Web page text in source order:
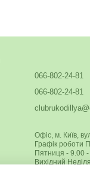
066-802-24-81
066-802-24-81
Офіс, м. Київ,
Графік роботи
Пятниця - 9.00
Вихідний